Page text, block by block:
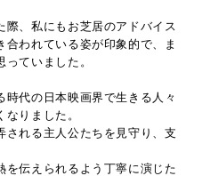
、私にもお芝居のアドバイス
われている姿が印象的で、ま
ていました。
代の日本映画界で生きる人々
りました。
される主人公たちを見守り、支
を伝えられるよう丁寧に演じた